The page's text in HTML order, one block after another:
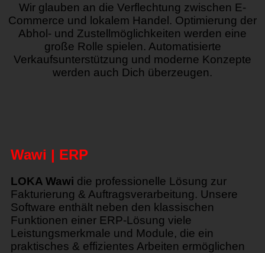
Wir glauben an die Verflechtung zwischen E-
Commerce und lokalem Handel. Optimierung der
Abhol- und Zustellmöglichkeiten werden eine
große Rolle spielen. Automatisierte
Verkaufsunterstützung und moderne Konzepte
werden auch Dich überzeugen.
Wawi | ERP
LOKA Wawi die professionelle Lösung zur
Fakturierung & Auftragsverarbeitung. Unsere
Software enthält neben den klassischen
Funktionen einer ERP-Lösung viele
Leistungsmerkmale und Module, die ein
praktisches & effizientes Arbeiten ermöglichen